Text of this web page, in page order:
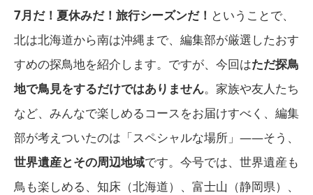
7月だ！夏休みだ！旅行シーズンだ！ ということで、
北は北海道から南は沖縄まで、編集部が厳選したおす
すめの探鳥地を紹介します。ですが、今回はただ探鳥
地で鳥見をするだけではありません。家族や友人たち
など、みんなで楽しめるコースをお届けすべく、編集
部が考えついたのは「スペシャルな場所」——そう、
世界遺産とその周辺地域です。今号では、世界遺産も
鳥も楽しめる、知床（北海道）、富士山（静岡県）、